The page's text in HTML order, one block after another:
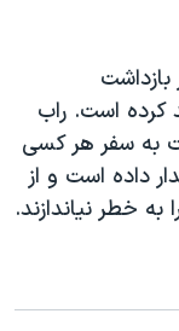
کرده است. راب
به سفر هر کسی
داده است و از
خطر نیاندازند.